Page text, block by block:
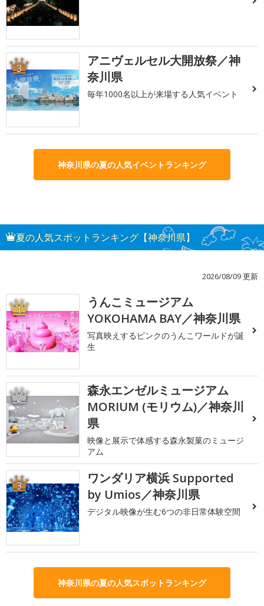
3
アニヴェルセル大開放祭／神
奈川県
毎年1000名以上が来場する人気イベント
神奈川県の夏の人気イベントランキング
夏の人気スポットランキング【神奈川県】
2026/08/09 更新
1
うんこミュージアム
YOKOHAMA BAY／神奈川県
写真映えするピンクのうんこワールドが誕
生
2
森永エンゼルミュージアム
MORIUM (モリウム)／神奈川
県
映像と展示で体感する森永製菓のミュージ
アム
3
ワンダリア横浜 Supported
by Umios／神奈川県
デジタル映像が生む6つの非日常体験空間
神奈川県の夏の人気スポットランキング